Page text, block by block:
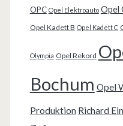
OPC Opel Elektroauto Opel
Opel Kadett B Opel Kadett C
Olympia Opel Rekord
Bochum Opel
Produktion Richard